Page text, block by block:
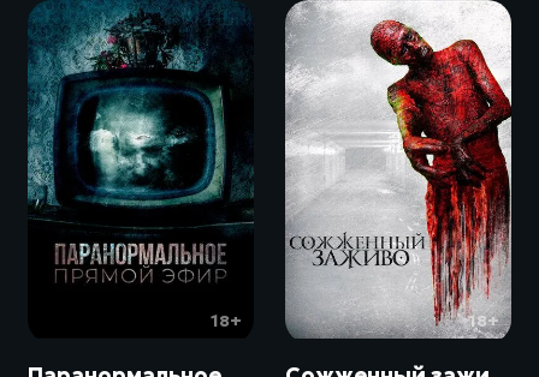
18+ 18+